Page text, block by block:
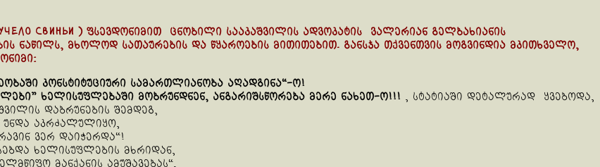
свиньи ) ფსევდონიმით ცნობილი სააკაშვილის ადვოკატის ვალერიან გელბახიანის
ნაწილს, მხოლოდ სათაურების და წყაროების მითითებით. განსჯა თქვენთვის მოგვინდია მკითხველო,
კონსტიტუციური სამართლიანობა აღადგინა“-ო!
” ხელისუფლებაში მობრუნდნენ, ანგარიშსწორება მერე ნახეთ-ო!!! , სტატიაში დეტალურად ყვებოდა,
დაბრუნების შემდეგ,
უნდა აკრძალულიყო,
ვერ დაიჭერდა“!
ხელისუფლების მხრიდან,
მანქანის ამუშავებას“,